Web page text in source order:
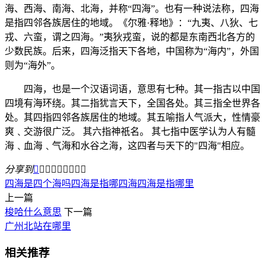
海、西海、南海、北海，并称“四海”。也有一种说法称，四海
是指四邻各族居住的地域。《尔雅·释地》：“九夷、八狄、七
戎、六蛮，谓之四海。”夷狄戎蛮，说的都是东南西北各方的
少数民族。后来，四海泛指天下各地，中国称为“海内”，外国
则为“海外”。
四海，也是一个汉语词语，意思有七种。其一指古以中国
四境有海环绕。其二指犹言天下，全国各处。其三指全世界各
处。其四指四邻各族居住的地域。其五喻指人气派大，性情豪
爽﹑交游很广泛。 其六指神祇名。 其七指中医学认为人有髓
海﹑血海﹑气海和水谷之海，这四者与天下的"四海"相应。
分享到        
四海是四个海吗四海是指哪四海四海是指哪里
上一篇
梭哈什么意思 下一篇
广州北站在哪里
相关推荐